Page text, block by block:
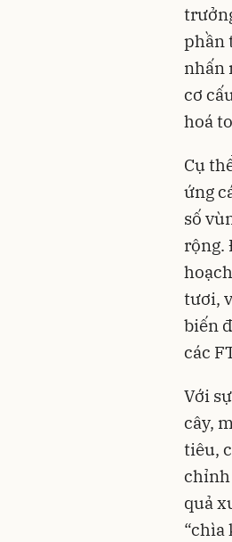
phần
nhấn
cơ
hoá
Cụ
ứng
số
rộng.
tươi,
biến
các
Với
cây,
tiêu,
chỉnh
quả
“chìa